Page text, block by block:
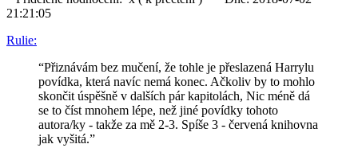
21:21:05
Rulie:
“Přiznávám bez mučení, že tohle je přeslazená Harrylu
povídka, která navíc nemá konec. Ačkoliv by to mohlo
skončit úspěšně v dalších pár kapitolách, Nic méně dá
se to číst mnohem lépe, než jiné povídky tohoto
autora/ky - takže za mě 2-3. Spíše 3 - červená knihovna
jak vyšitá.”